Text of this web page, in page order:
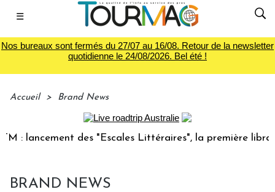
☰
Nos bureaux sont fermés du 27/07 au 16/08. Retour de la newsletter
quotidienne le 24/08/2026. Bel été !
Accueil > Brand News
: lancement des "Escales Littéraires", la première librairie
BRAND NEWS